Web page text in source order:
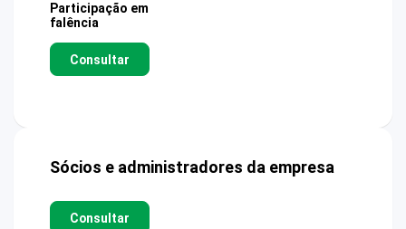
Participação em
falência
Consultar
Sócios e administradores da empresa
Consultar